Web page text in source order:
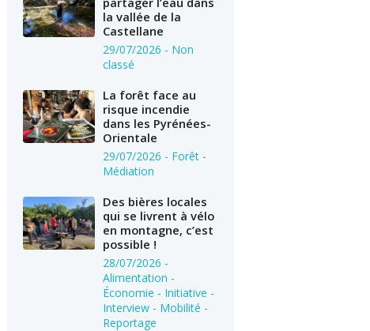
la vallée de la
Castellane
29/07/2026 - Non
classé
La forêt face au
risque incendie
dans les Pyrénées-
Orientale
29/07/2026 - Forêt -
Médiation
Des bières locales
qui se livrent à vélo
en montagne, c’est
possible !
28/07/2026 -
Alimentation -
Économie - Initiative -
Interview - Mobilité -
Reportage